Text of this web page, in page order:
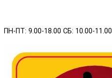
ПН-ПТ: 9.00-18.00 СБ: 10.00-11.00